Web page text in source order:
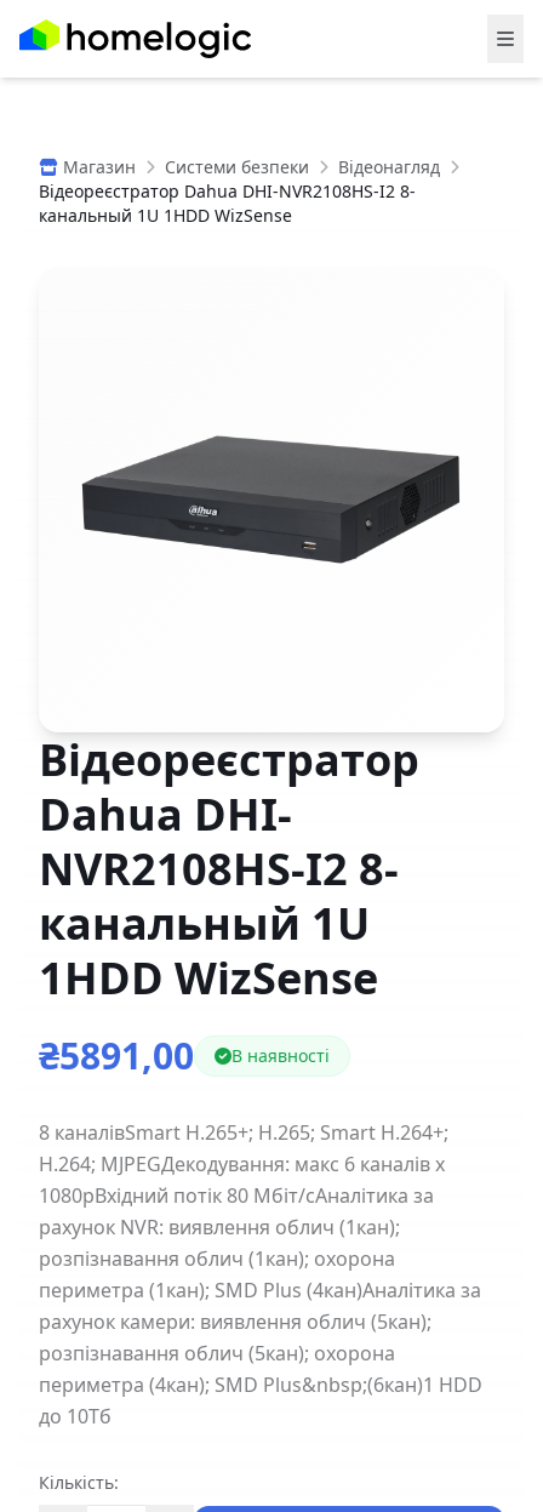
Магазин Системи безпеки
Відеонагляд
Відеореєстратор Dahua DHI-NVR2108HS-I2 8-
канальный 1U 1HDD WizSense
Відеореєстратор
Dahua DHI-
NVR2108HS-I2 8-
канальный 1U
1HDD WizSense
₴5891,00 В наявності
8 каналівSmart H.265+; H.265; Smart H.264+;
H.264; MJPEGДекодування: макс 6 каналів х
1080рВхідний потік 80 Мбіт/сАналітика за
рахунок NVR: виявлення облич (1кан);
розпізнавання облич (1кан); охорона
периметра (1кан); SMD Plus (4кан)Аналітика за
рахунок камери: виявлення облич (5кан);
розпізнавання облич (5кан); охорона
периметра (4кан); SMD Plus&nbsp;(6кан)1 HDD
до 10Тб
Кількість: